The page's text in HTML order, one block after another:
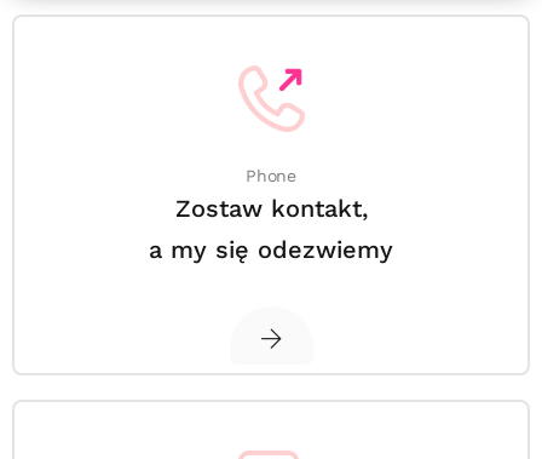
Phone
Zostaw kontakt,
a my się odezwiemy